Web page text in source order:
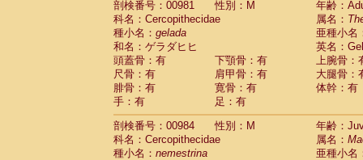
剖検番号：00981
性別：M
年齢：
科名：Cercopithecidae
属名：
種小名： gelada
亜種小名
和名：ゲラダヒヒ
英名：
頭蓋骨：有
下顎骨：有
上腕骨：
尺骨：有
肩甲骨：有
大腿骨：
腓骨：有
寛骨：有
体幹：有
手：有
足：有
剖検番号：00984
性別：M
年齢：
科名：Cercopithecidae
属名：
種小名： nemestrina
亜種小名